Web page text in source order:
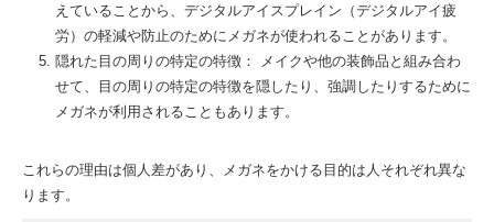
えていることから、デジタルアイスプレイン（デジタルアイ疲
労）の軽減や防止のためにメガネが使われることがあります。
隠れた目の周りの特定の特徴： メイクや他の装飾品と組み合わ
せて、目の周りの特定の特徴を隠したり、強調したりするために
メガネが利用されることもあります。
これらの理由は個人差があり、メガネをかける目的は人それぞれ異な
ります。